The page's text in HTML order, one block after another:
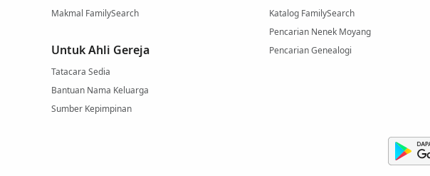
Makmal FamilySearch
Untuk Ahli Gereja
Tatacara Sedia
Bantuan Nama Keluarga
Sumber Kepimpinan
Katalog FamilySearch
Pencarian Nenek Moyang
Pencarian Genealogi